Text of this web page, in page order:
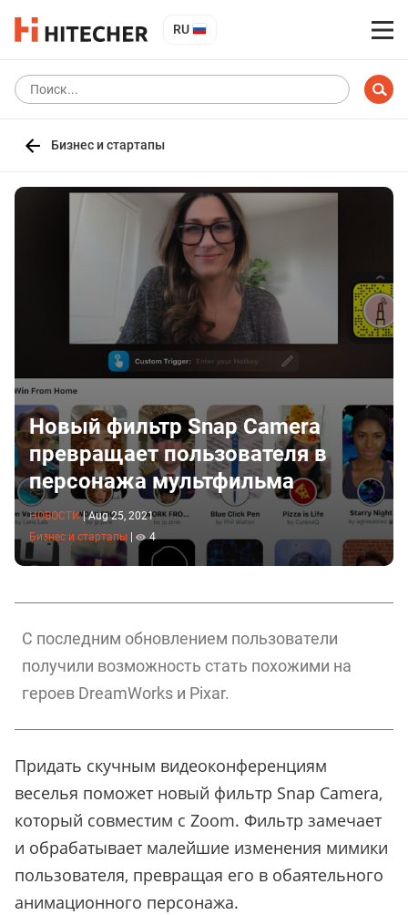
RU
Бизнес и стартапы
Новый фильтр Snap Camera
превращает пользователя в
персонажа мультфильма
НОВОСТИ | Aug 25, 2021
Бизнес и стартапы
4
С последним обновлением пользователи
получили возможность стать похожими на
героев DreamWorks и Pixar.
Придать скучным видеоконференциям
веселья поможет новый фильтр Snap Camera,
который совместим с Zoom. Фильтр замечает
и обрабатывает малейшие изменения мимики
пользователя, превращая его в обаятельного
анимационного персонажа.